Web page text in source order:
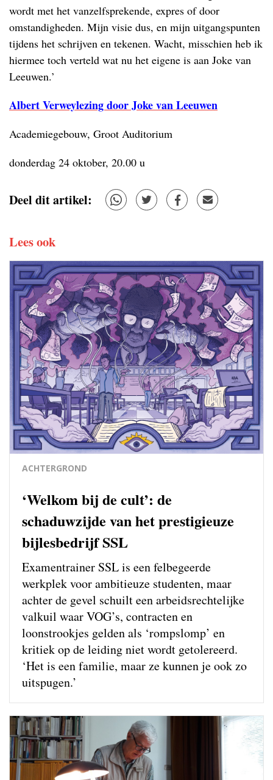
wordt met het vanzelfsprekende, expres of door
omstandigheden. Mijn visie dus, en mijn uitgangspunten
tijdens het schrijven en tekenen. Wacht, misschien heb ik
hiermee toch verteld wat nu het eigene is aan Joke van
Leeuwen.’
Albert Verweylezing door Joke van Leeuwen
Academiegebouw, Groot Auditorium
donderdag 24 oktober, 20.00 u
Deel dit artikel:
Lees ook
ACHTERGROND
‘Welkom bij de cult’: de
schaduwzijde van het prestigieuze
bijlesbedrijf SSL
Examentrainer SSL is een felbegeerde
werkplek voor ambitieuze studenten, maar
achter de gevel schuilt een arbeidsrechtelijke
valkuil waar VOG’s, contracten en
loonstrookjes gelden als ‘rompslomp’ en
kritiek op de leiding niet wordt getolereerd.
‘Het is een familie, maar ze kunnen je ook zo
uitspugen.’